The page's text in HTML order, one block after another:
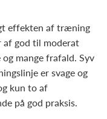
effekten af træning
af god til moderat
mange frafald. Syv
er svage og
kun to af
på god praksis.